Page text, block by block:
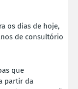
os dias de hoje,
de consultório
que
partir da